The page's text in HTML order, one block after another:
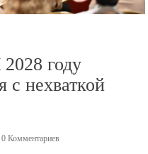
году
с нехваткой
0 Комментариев